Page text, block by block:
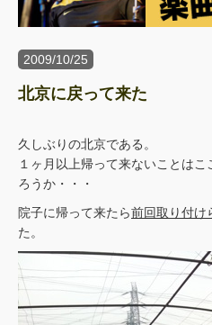
2009/10/25
北京に戻って来た
久しぶりの北京である。
１ヶ月以上帰って来ないことは
ろうか・・・
院子に帰って来たら前回取り付け
た。